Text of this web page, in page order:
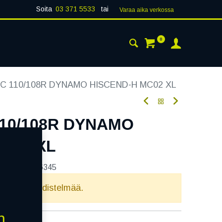
Soita 03 371 5533 tai Varaa aika verk​​​​ossa
0
110/108R DYNAMO HISCEND-H MC02 XL
108R DYNAMO
XL
236345
yhdistelmää.